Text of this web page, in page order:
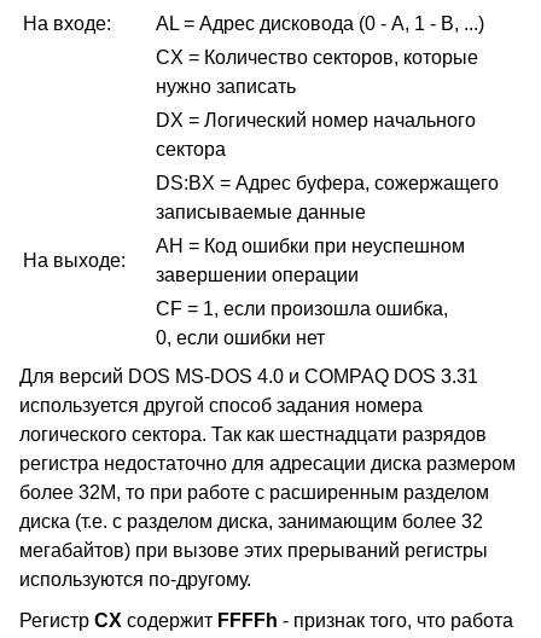
На входе:
AL = Адрес дисковода (0 - A, 1 - B, ...)
CX = Количество секторов, которые
нужно записать
DX = Логический номер начального
сектора
DS:BX = Адрес буфера, сожержащего
записываемые данные
На выходе:
AH = Код ошибки при неуспешном
завершении операции
CF = 1, если произошла ошибка,
0, если ошибки нет
Для версий DOS MS-DOS 4.0 и COMPAQ DOS 3.31
используется другой способ задания номера
логического сектора. Так как шестнадцати разрядов
регистра недостаточно для адресации диска размером
более 32М, то при работе с расширенным разделом
диска (т.е. с разделом диска, занимающим более 32
мегабайтов) при вызове этих прерываний регистры
используются по-другому.
Регистр CX содержит FFFFh - признак того, что работа